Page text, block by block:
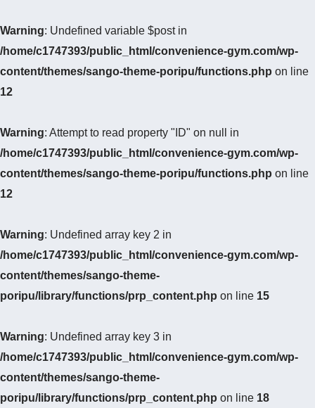
Warning: Undefined variable $post in
/home/c1747393/public_html/convenience-gym.com/wp-
content/themes/sango-theme-poripu/functions.php on line
12
Warning: Attempt to read property "ID" on null in
/home/c1747393/public_html/convenience-gym.com/wp-
content/themes/sango-theme-poripu/functions.php on line
12
Warning: Undefined array key 2 in
/home/c1747393/public_html/convenience-gym.com/wp-
content/themes/sango-theme-
poripu/library/functions/prp_content.php on line 15
Warning: Undefined array key 3 in
/home/c1747393/public_html/convenience-gym.com/wp-
content/themes/sango-theme-
poripu/library/functions/prp_content.php on line 18